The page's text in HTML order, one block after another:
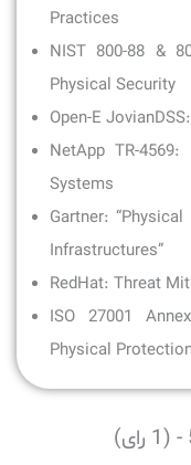
Practices
NIST 800-88 &
Physical Security
Open-E
NetApp TR-4569:
Systems
Gartner:
Infrastructures”
RedHat: Threat
ISO 27001
Physical